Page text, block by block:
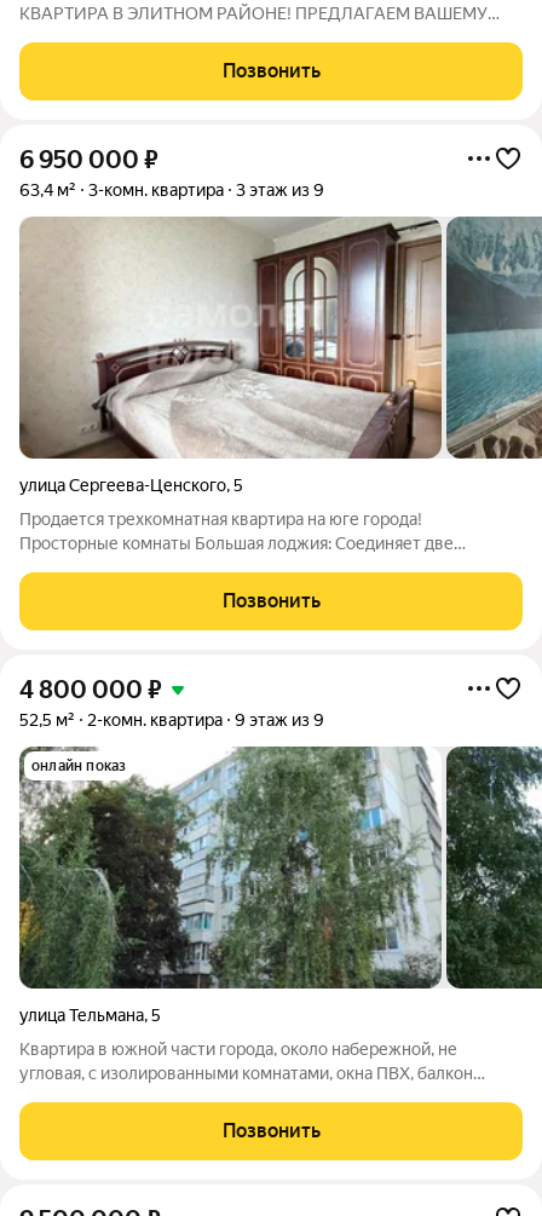
КВАРТИРА В ЭЛИТНОМ РАЙОНЕ! ПРЕДЛАГАЕМ ВАШЕМУ
ГОРОДА! ПРЕИМУЩЕСТВА КВАРТИРЫ:Квартира в новом
доме! Улучшенная планировка: Просторные комнаты
Позвонить
6 950 000 ₽
63,4 м² 3-комн. квартира 3 этаж из 9
улица Сергеева-Ценского,5
Продается трехкомнатная квартира на юге города!
Просторные комнаты Большая лоджия: Соединяет две
или рабочего уголка. Раздельный санузел: Для вашего
удобства. Требует ремонта: Отличная
Позвонить
4 800 000 ₽
52,5 м² 2-комн. квартира 9 этаж из 9
онлайн показ
улица Тельмана,5
Квартира в южной части города, около набережной, не
угловая, с изолированными комнатами, окна ПВХ, балкон
утеплена снаружи, все швы заделаны. Квартира требует
ремонта. Дом проходил капитальный
Позвонить